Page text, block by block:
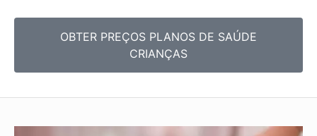
OBTER PREÇOS PLANOS DE SAÚDE
CRIANÇAS